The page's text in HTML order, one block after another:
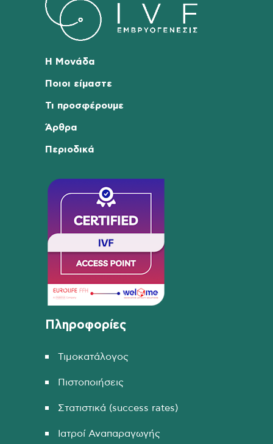
Η Μονάδα
Ποιοι είμαστε
Τι προσφέρουμε
Άρθρα
Περιοδικά
Πληροφορίες
Τιμοκατάλογος
Πιστοποιήσεις
Στατιστικά (success rates)
Ιατροί Αναπαραγωγής